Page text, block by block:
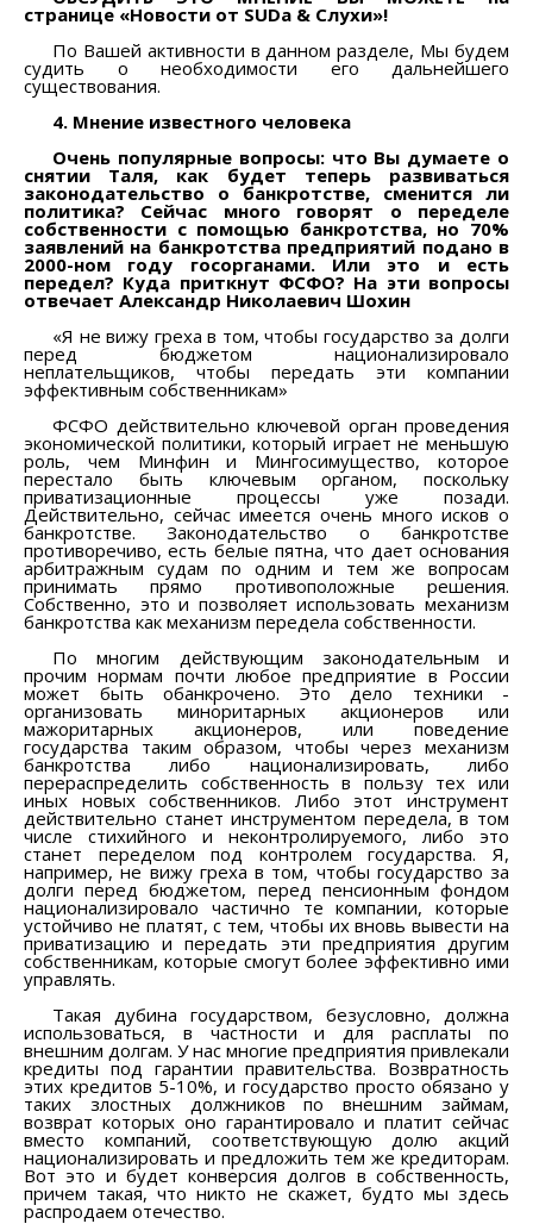
странице «Новости от SUDа & Слухи»!
По Вашей активности в данном разделе, Мы будем
судить о необходимости его дальнейшего
существования.
4. Мнение известного человека
Очень популярные вопросы: что Вы думаете о
снятии Таля, как будет теперь развиваться
законодательство о банкротстве, сменится ли
политика? Сейчас много говорят о переделе
собственности с помощью банкротства, но 70%
заявлений на банкротства предприятий подано в
2000-ном году госорганами. Или это и есть
передел? Куда приткнут ФСФО? На эти вопросы
отвечает Александр Николаевич Шохин
«Я не вижу греха в том, чтобы государство за долги
перед бюджетом национализировало
неплательщиков, чтобы передать эти компании
эффективным собственникам»
ФСФО действительно ключевой орган проведения
экономической политики, который играет не меньшую
роль, чем Минфин и Мингосимущество, которое
перестало быть ключевым органом, поскольку
приватизационные процессы уже позади.
Действительно, сейчас имеется очень много исков о
банкротстве. Законодательство о банкротстве
противоречиво, есть белые пятна, что дает основания
арбитражным судам по одним и тем же вопросам
принимать прямо противоположные решения.
Собственно, это и позволяет использовать механизм
банкротства как механизм передела собственности.
По многим действующим законодательным и
прочим нормам почти любое предприятие в России
может быть обанкрочено. Это дело техники -
организовать миноритарных акционеров или
мажоритарных акционеров, или поведение
государства таким образом, чтобы через механизм
банкротства либо национализировать, либо
перераспределить собственность в пользу тех или
иных новых собственников. Либо этот инструмент
действительно станет инструментом передела, в том
числе стихийного и неконтролируемого, либо это
станет переделом под контролем государства. Я,
например, не вижу греха в том, чтобы государство за
долги перед бюджетом, перед пенсионным фондом
национализировало частично те компании, которые
устойчиво не платят, с тем, чтобы их вновь вывести на
приватизацию и передать эти предприятия другим
собственникам, которые смогут более эффективно ими
управлять.
Такая дубина государством, безусловно, должна
использоваться, в частности и для расплаты по
внешним долгам. У нас многие предприятия привлекали
кредиты под гарантии правительства. Возвратность
этих кредитов 5-10%, и государство просто обязано у
таких злостных должников по внешним займам,
возврат которых оно гарантировало и платит сейчас
вместо компаний, соответствующую долю акций
национализировать и предложить тем же кредиторам.
Вот это и будет конверсия долгов в собственность,
причем такая, что никто не скажет, будто мы здесь
распродаем отечество.